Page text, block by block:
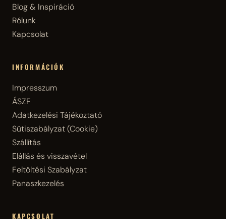
Blog & Inspiráció
Rólunk
Kapcsolat
INFORMÁCIÓK
Impresszum
ÁSZF
Adatkezelési Tájékoztató
Sütiszabályzat (Cookie)
Szállítás
Elállás és visszavétel
Feltöltési Szabályzat
Panaszkezelés
KAPCSOLAT